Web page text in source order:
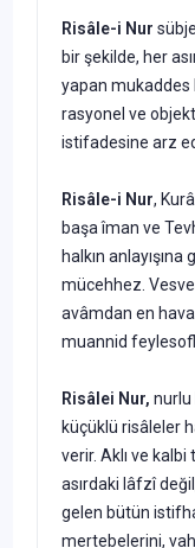
Risâle-i Nur
bir şekilde, her
yapan mukaddes
rasyonel ve
istifadesine arz
Risâle-i Nur,
başa îman ve
halkın
mücehhez.
avâmdan en
muannid
Risâlei Nur, nurlu
küçüklü risâleler
verir. Aklı ve
asırdaki lâfzî
gelen bütün
mertebelerini,